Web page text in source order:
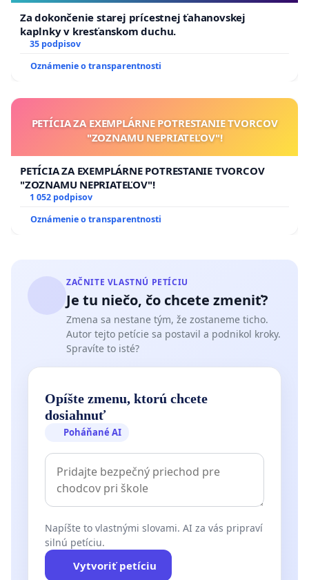
Za dokončenie starej prícestnej ťahanovskej
kaplnky v kresťanskom duchu.
35 podpisov
Oznámenie o transparentnosti
PETÍCIA ZA EXEMPLÁRNE POTRESTANIE TVORCOV
"ZOZNAMU NEPRIATEĽOV"!
PETÍCIA ZA EXEMPLÁRNE POTRESTANIE TVORCOV
"ZOZNAMU NEPRIATEĽOV"!
1 052 podpisov
Oznámenie o transparentnosti
ZAČNITE VLASTNÚ PETÍCIU
Je tu niečo, čo chcete zmeniť?
Zmena sa nestane tým, že zostaneme ticho.
Autor tejto petície sa postavil a podnikol kroky.
Spravíte to isté?
Opíšte zmenu, ktorú chcete
dosiahnuť
Poháňané AI
Napíšte to vlastnými slovami. AI za vás pripraví
silnú petíciu.
Vytvoriť petíciu